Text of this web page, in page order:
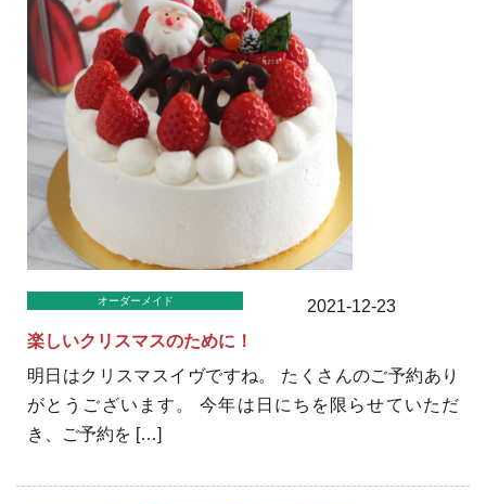
オーダーメイド
2021-12-23
楽しいクリスマスのために！
明日はクリスマスイヴですね。 たくさんのご予約あり
がとうございます。 今年は日にちを限らせていただ
き、ご予約を […]